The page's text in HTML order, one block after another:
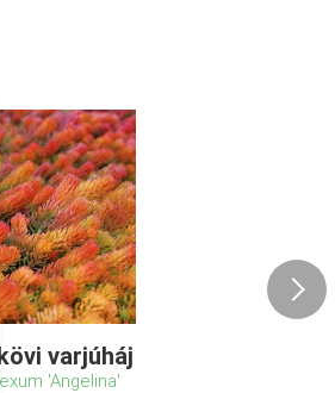
varjúháj
'Angelina'